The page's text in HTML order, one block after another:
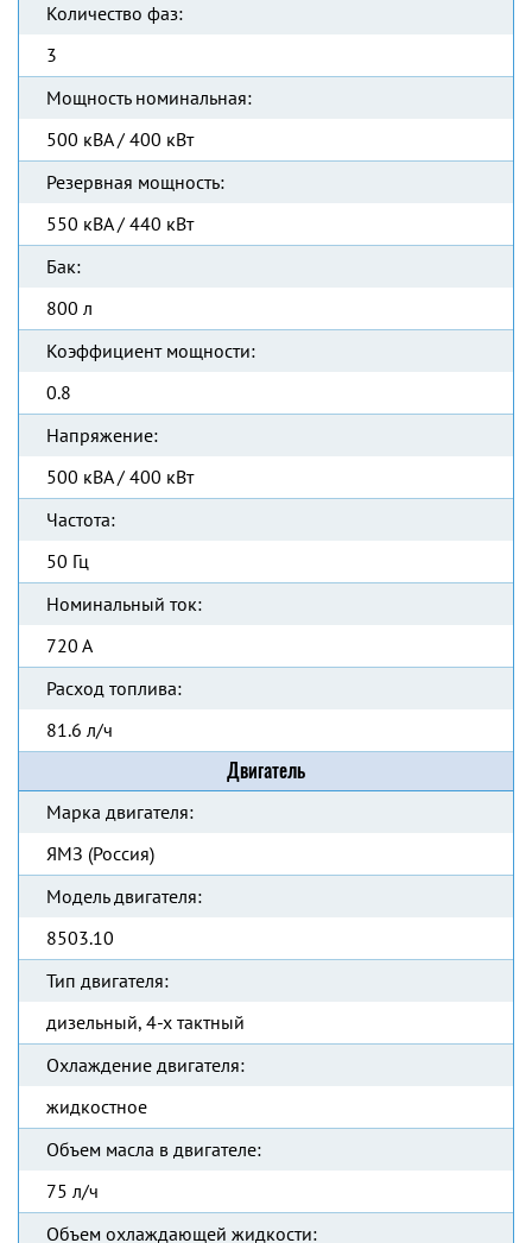
Количество фаз:
3
Мощность номинальная:
500 кВА / 400 кВт
Резервная мощность:
550 кВА / 440 кВт
Бак:
800 л
Коэффициент мощности:
0.8
Напряжение:
500 кВА / 400 кВт
Частота:
50 Гц
Номинальный ток:
720 А
Расход топлива:
81.6 л/ч
Двигатель
Марка двигателя:
ЯМЗ (Россия)
Модель двигателя:
8503.10
Тип двигателя:
дизельный, 4-х тактный
Охлаждение двигателя:
жидкостное
Объем масла в двигателе:
75 л/ч
Объем охлаждающей жидкости: